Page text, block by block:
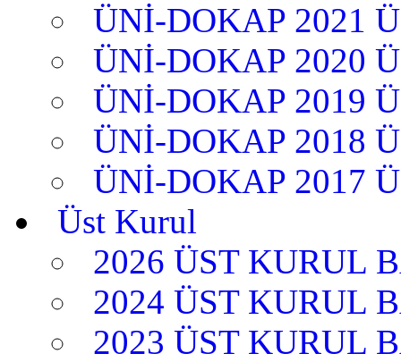
ÜNİ-DOKAP 2021
ÜNİ-DOKAP 2020
ÜNİ-DOKAP 2019
ÜNİ-DOKAP 2018
ÜNİ-DOKAP 2017
Üst Kurul
2026 ÜST KURUL
2024 ÜST KURUL
2023 ÜST KURUL